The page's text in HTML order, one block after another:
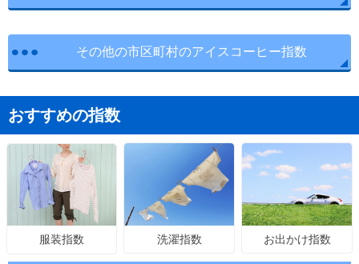
その他の市区町村のアイスコーヒー指数
おすすめの指数
服装指数 洗濯指数 お出かけ指数